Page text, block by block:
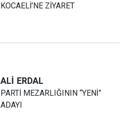
KOCAELİ’NE ZİYARET
ALİ ERDAL
PARTİ MEZARLIĞININ “YENİ”
ADAYI